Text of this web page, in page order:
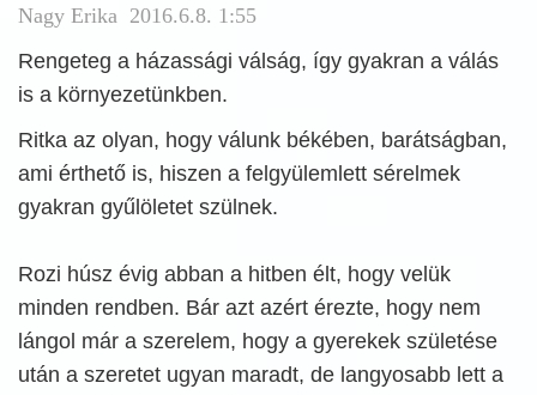
Nagy Erika 2016.6.8. 1:55
Rengeteg a házassági válság, így gyakran a válás
is a környezetünkben.
Ritka az olyan, hogy válunk békében, barátságban,
ami érthető is, hiszen a felgyülemlett sérelmek
gyakran gyűlöletet szülnek.
Rozi húsz évig abban a hitben élt, hogy velük
minden rendben. Bár azt azért érezte, hogy nem
lángol már a szerelem, hogy a gyerekek születése
után a szeretet ugyan maradt, de langyosabb lett a